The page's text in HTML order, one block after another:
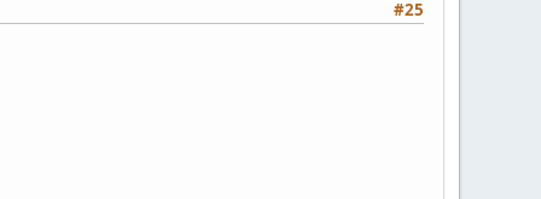
#25